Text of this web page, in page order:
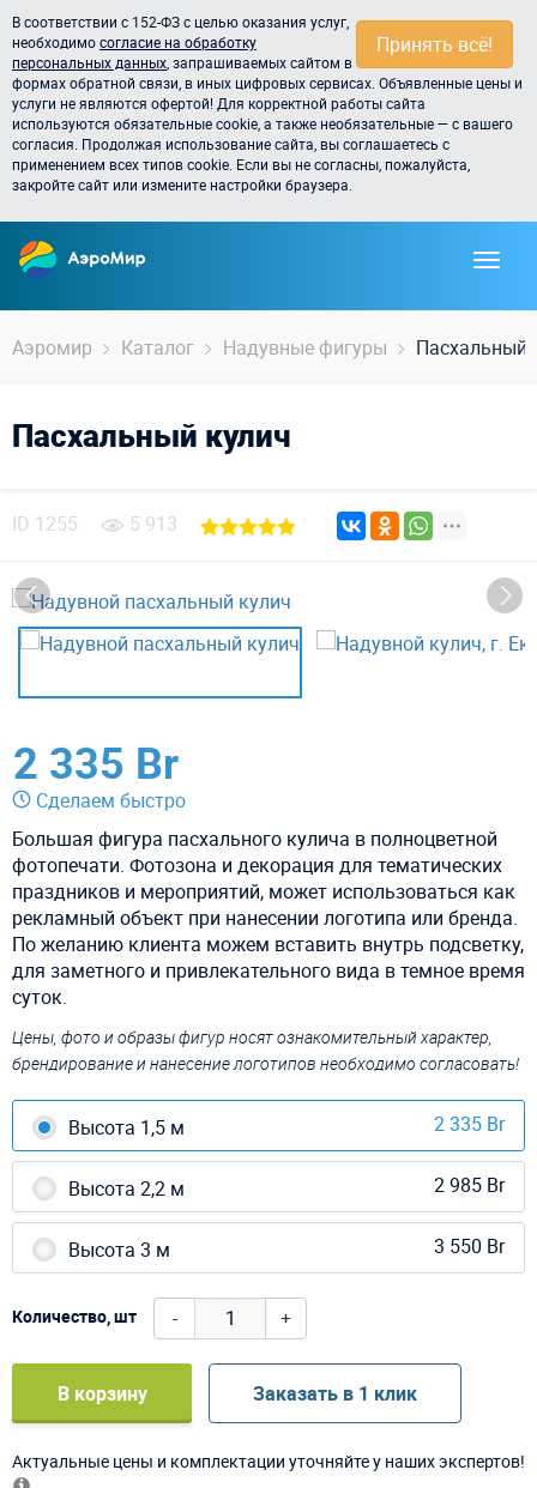
Принять всё!
В соответствии с 152-ФЗ с целью оказания услуг,
необходимосогласие на обработку
персональных данных , запрашиваемых сайтом в
формах обратной связи, в иных цифровых сервисах. Объявленные цены и
услуги не являются офертой! Для корректной работы сайта
используются обязательные cookie, а также необязательные — с вашего
согласия. Продолжая использование сайта, вы соглашаетесь с
применением всех типов cookie. Если вы не согласны, пожалуйста,
закройте сайт или измените настройки браузера.
Аэромир Каталог Надувные фигуры Пасхальный
Пасхальный кулич
ID 1255 5 913
2 335 Br
Сделаем быстро
Большая фигура пасхального кулича в полноцветной
фотопечати. Фотозона и декорация для тематических
праздников и мероприятий, может использоваться как
рекламный объект при нанесении логотипа или бренда.
По желанию клиента можем вставить внутрь подсветку,
для заметного и привлекательного вида в темное время
суток.
Цены, фото и образы фигур носят ознакомительный характер,
брендирование и нанесение логотипов необходимо согласовать!
Высота 1,5 м 2 335 Br
Высота 2,2 м 2 985 Br
Высота 3 м 3 550 Br
Количество, шт - +
В корзину Заказать в 1 клик
Актуальные цены и комплектации уточняйте у наших экспертов!